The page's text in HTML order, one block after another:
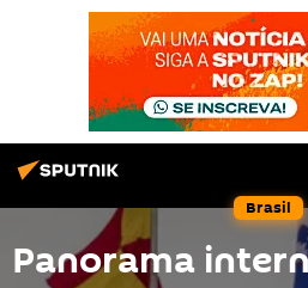
Brasil
Panorama